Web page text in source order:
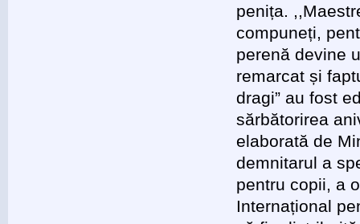
penița.
compuneți,
perenă devine
remarcat și
dragi” au fost
sărbătorirea
elaborată de
demnitarul a
pentru copii, a
Internațional